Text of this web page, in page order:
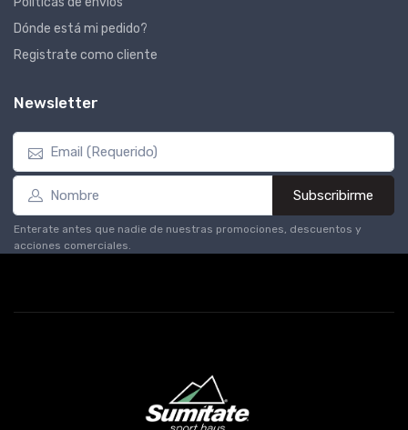
Dónde está mi pedido?
Registrate como cliente
Newsletter
Subscribirme
Enterate antes que nadie de nuestras promociones, descuentos y
acciones comerciales.